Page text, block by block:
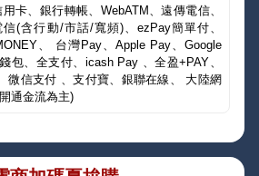
卡、銀行轉帳、WebATM、遠傳電信、
(含行動/市話/寬頻)、ezPay簡單付、
、 台灣Pay、Apple Pay、Google
包、全支付、icash Pay 、全盈+PAY、
微信支付 、支付寶、銀聯在線、 大陸網
通金流為主)